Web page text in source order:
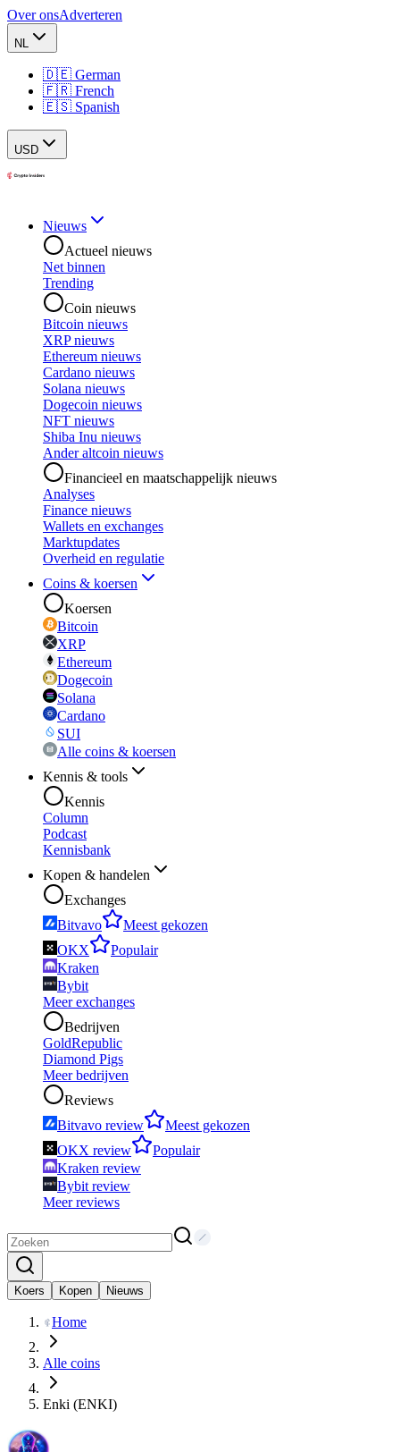
Over onsAdverteren
NL
🇩🇪 German
🇫🇷 French
🇪🇸 Spanish
USD
Nieuws
Actueel nieuws
Net binnen
Trending
Coin nieuws
Bitcoin nieuws
XRP nieuws
Ethereum nieuws
Cardano nieuws
Solana nieuws
Dogecoin nieuws
NFT nieuws
Shiba Inu nieuws
Ander altcoin nieuws
Financieel en maatschappelijk nieuws
Analyses
Finance nieuws
Wallets en exchanges
Marktupdates
Overheid en regulatie
Coins & koersen
Koersen
Bitcoin
XRP
Ethereum
Dogecoin
Solana
Cardano
SUI
Alle coins & koersen
Kennis & tools
Kennis
Column
Podcast
Kennisbank
Kopen & handelen
Exchanges
Bitvavo
Meest gekozen
OKX
Populair
Kraken
Bybit
Meer exchanges
Bedrijven
GoldRepublic
Diamond Pigs
Meer bedrijven
Reviews
Bitvavo review
Meest gekozen
OKX review
Populair
Kraken review
Bybit review
Meer reviews
Koers Kopen Nieuws
Home
Alle coins
Enki (ENKI)